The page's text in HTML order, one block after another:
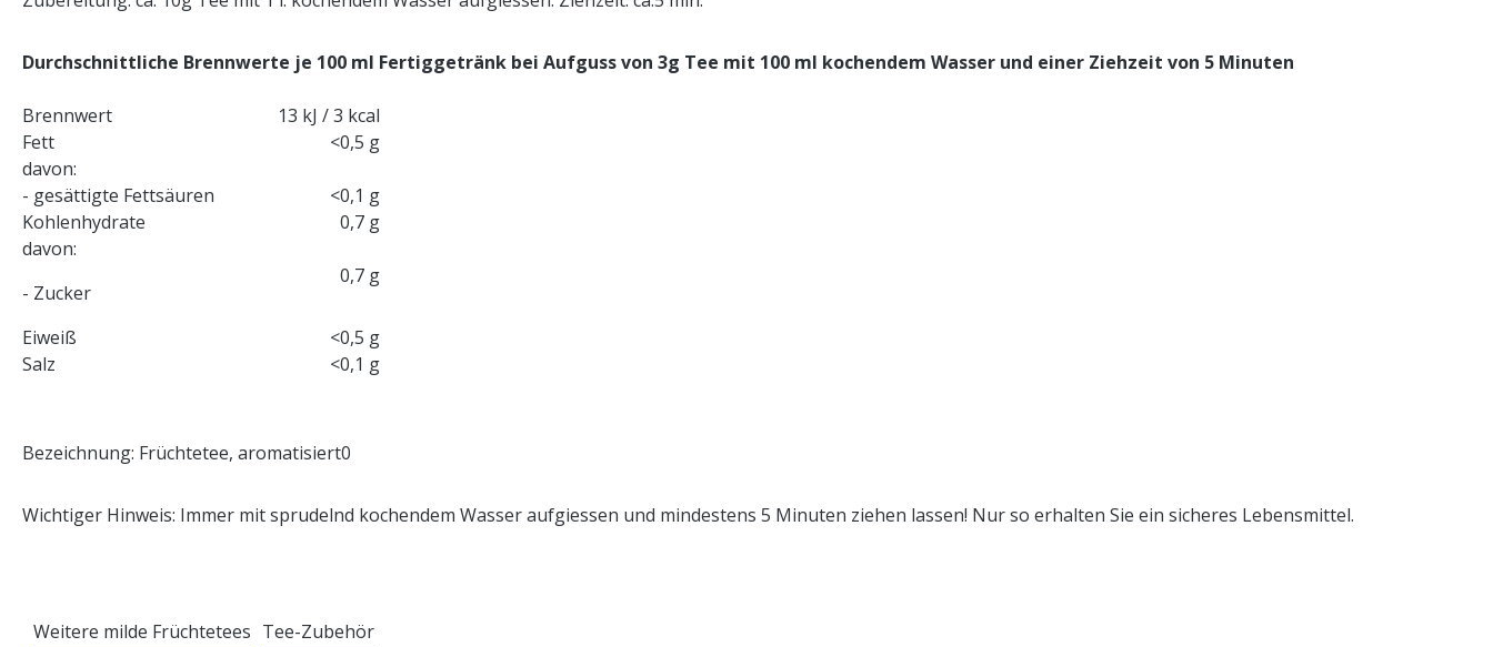
Durchschnittliche Brennwerte je 100 ml Fertiggetränk bei Aufguss von 3g Tee mit 100 ml kochendem Wasser und einer Ziehzeit von 5 Minuten
Brennwert
13 kJ / 3 kcal
Fett
<0,5 g
davon:
- gesättigte Fettsäuren
<0,1 g
Kohlenhydrate
0,7 g
davon:
- Zucker
0,7 g
Eiweiß
<0,5 g
Salz
<0,1 g
Bezeichnung: Früchtetee, aromatisiert0
Wichtiger Hinweis: Immer mit sprudelnd kochendem Wasser aufgiessen und mindestens 5 Minuten ziehen lassen! Nur so erhalten Sie ein sicheres Lebensmittel.
Weitere milde Früchtetees Tee-Zubehör